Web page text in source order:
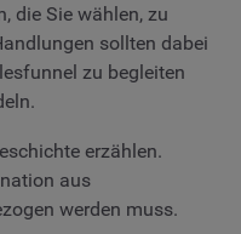
die Sie wählen, zu
sollten dabei
zu begleiten
erzählen.
aus
werden muss.